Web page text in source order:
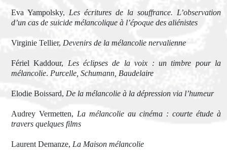
Eva Yampolsky, Les écritures de la souffrance. L’observation
d’un cas de suicide mélancolique à l’époque des aliénistes
Virginie Tellier, Devenirs de la mélancolie nervalienne
Fériel Kaddour, Les éclipses de la voix : un timbre pour la
mélancolie. Purcelle, Schumann, Baudelaire
Elodie Boissard, De la mélancolie à la dépression via l’humeur
Audrey Vermetten, La mélancolie au cinéma : courte étude à
travers quelques films
Laurent Demanze, La Maison mélancolie